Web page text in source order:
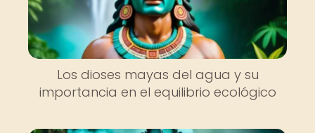
Los dioses mayas del agua y su
importancia en el equilibrio ecológico